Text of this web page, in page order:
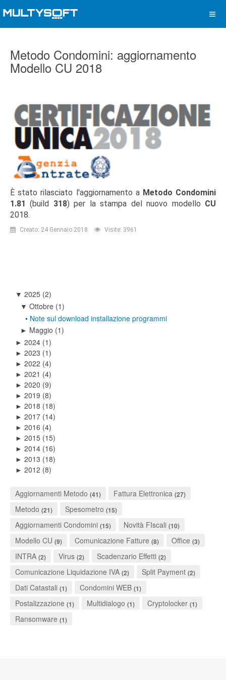
Metodo Condomini: aggiornamento
Modello CU 2018
È stato rilasciato l'aggiornamento a Metodo Condomini
1.81 (build 318) per la stampa del nuovo modello CU
2018.
Creato: 24 Gennaio 2018 Visite: 3961
▼ 2025 (2)
▼ Ottobre (1)
• Note sul download installazione programmi
► Maggio (1)
► 2024 (1)
► 2023 (1)
► 2022 (4)
► 2021 (4)
► 2020 (9)
► 2019 (8)
► 2018 (18)
► 2017 (14)
► 2016 (4)
► 2015 (15)
► 2014 (16)
► 2013 (18)
► 2012 (8)
Aggiornamenti Metodo (41) Fattura Elettronica (27)
Metodo (21) Spesometro (15)
Aggiornamenti Condomini (15) Novità FIscali (10)
Modello CU (9) Comunicazione Fatture (8) Office (3)
INTRA (2) Virus (2) Scadenzario Effetti (2)
Comunicazione Liquidazione IVA (2) Split Payment (2)
Dati Catastali (1) Condomini WEB (1)
Postalizzazione (1) Multidialogo (1) Cryptolocker (1)
Ransomware (1)